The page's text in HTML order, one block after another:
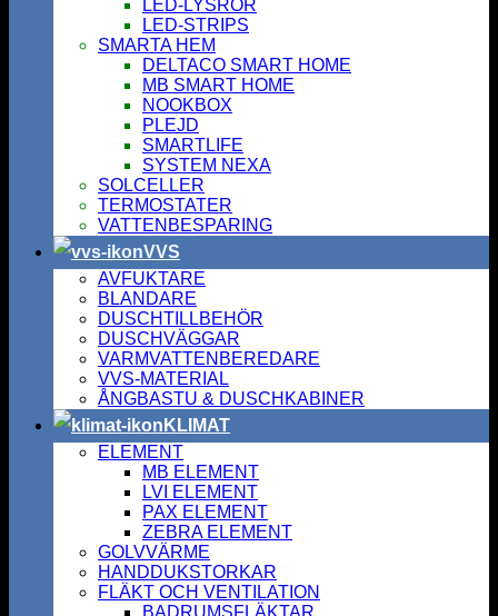
LED-LYSRÖR
LED-STRIPS
SMARTA HEM
DELTACO SMART HOME
MB SMART HOME
NOOKBOX
PLEJD
SMARTLIFE
SYSTEM NEXA
SOLCELLER
TERMOSTATER
VATTENBESPARING
VVS
AVFUKTARE
BLANDARE
DUSCHTILLBEHÖR
DUSCHVÄGGAR
VARMVATTENBEREDARE
VVS-MATERIAL
ÅNGBASTU & DUSCHKABINER
KLIMAT
ELEMENT
MB ELEMENT
LVI ELEMENT
PAX ELEMENT
ZEBRA ELEMENT
GOLVVÄRME
HANDDUKSTORKAR
FLÄKT OCH VENTILATION
BADRUMSFLÄKTAR